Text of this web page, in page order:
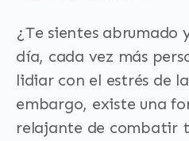
¿Te sientes abrumado
día, cada vez más
lidiar con el estrés de
embargo, existe una
relajante de combatir